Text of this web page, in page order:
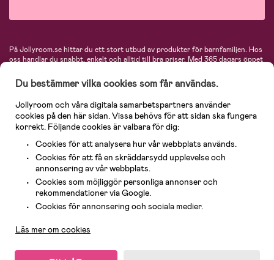
På Jollyroom.se hittar du ett stort utbud av produkter för barnfamiljen. Hos
oss handlar du snabbt, enkelt och alltid till bra priser. Med 365 dagars öppet
hos oss. I vårt sortiment hittar du barnvagnar, bilstolar, kläder för barn och
baby, produkter för mamman, massor av inspirerande inredning, leksaker,
varumärken så som Britax, Maxi-Cosi, Baby Jogger, BabyBjörn, Didriksons,
KidKraft, Ergobaby, Philips Avent, Neonate, Cybex, LEGO och många fler.
Välkommen in och kika runt i Nordens största barn- och babybutik på nätet!
© 2026 Jollyroom AB. Alla rättigheter reserverade.
Du bestämmer vilka cookies som får användas.
Jollyroom och våra digitala samarbetspartners använder
cookies på den här sidan. Vissa behövs för att sidan ska fungera
korrekt. Följande cookies är valbara för dig:
Cookies för att analysera hur vår webbplats används.
Cookies för att få en skräddarsydd upplevelse och
annonsering av vår webbplats.
Cookies som möjliggör personliga annonser och
rekommendationer via Google.
Cookies för annonsering och sociala medier.
Läs mer om cookies